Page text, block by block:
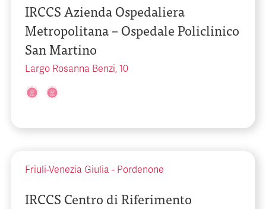
IRCCS Azienda Ospedaliera
Metropolitana – Ospedale Policlinico
San Martino
Largo Rosanna Benzi, 10
Friuli-Venezia Giulia - Pordenone
IRCCS Centro di Riferimento